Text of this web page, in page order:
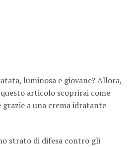
luminosa e giovane? Allora,
articolo scoprirai come
a una crema idratante
strato di difesa contro gli